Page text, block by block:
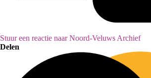
Stuur een reactie naar Noord-Veluws Archief
Delen